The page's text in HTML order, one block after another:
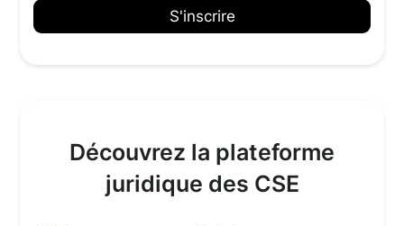
Découvrez la plateforme
juridique des CSE